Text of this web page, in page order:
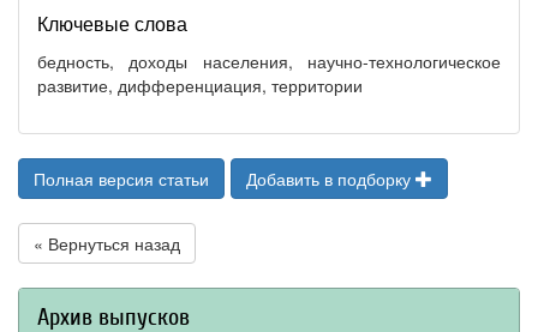
Ключевые слова
бедность, доходы населения, научно-технологическое
развитие, дифференциация, территории
Полная версия статьи Добавить в подборку
« Вернуться назад
Архив выпусков